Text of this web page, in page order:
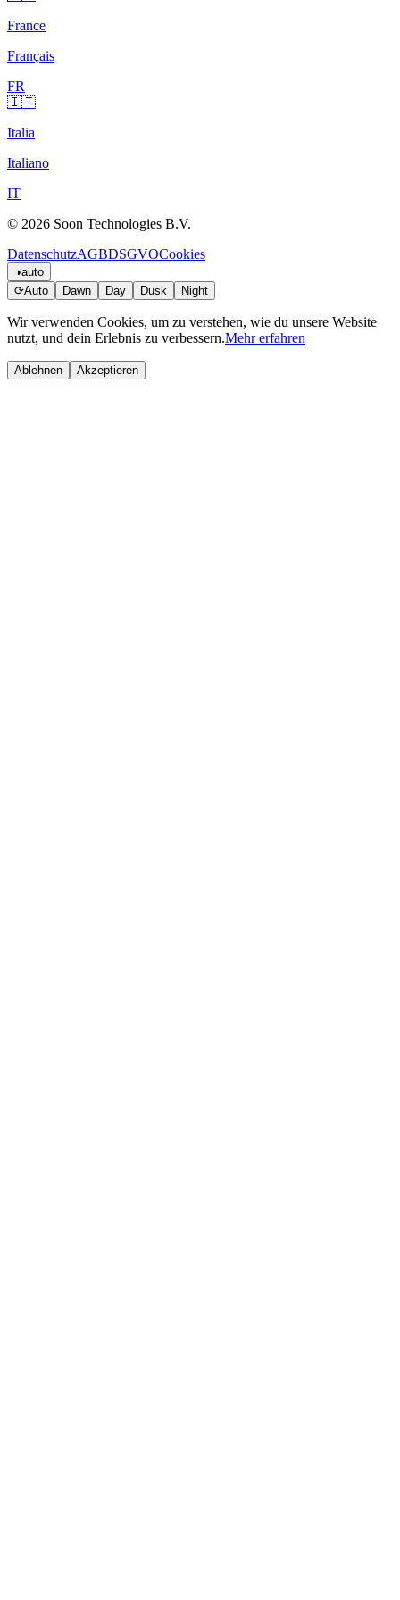
France
Français
FR
🇮🇹
Italia
Italiano
IT
© 2026 Soon Technologies B.V.
DatenschutzAGBDSGVOCookies
◑auto
⟳Auto Dawn Day Dusk Night
Wir verwenden Cookies, um zu verstehen, wie du unsere Website
nutzt, und dein Erlebnis zu verbessern.Mehr erfahren
Ablehnen Akzeptieren